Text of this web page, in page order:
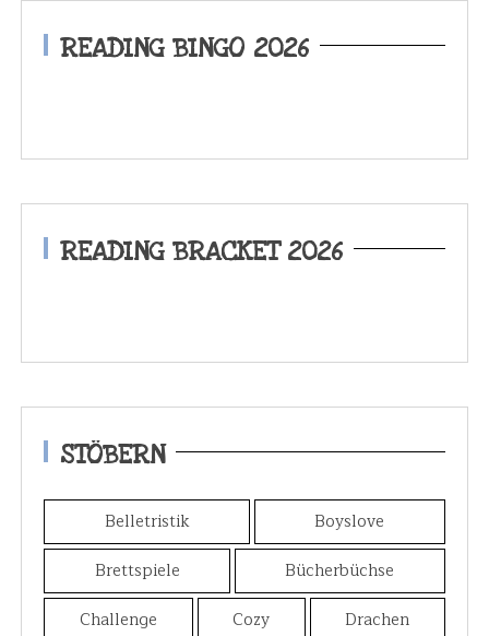
READING BINGO 2026
READING BRACKET 2026
STÖBERN
Belletristik
Boyslove
Brettspiele
Bücherbüchse
Challenge
Cozy
Drachen